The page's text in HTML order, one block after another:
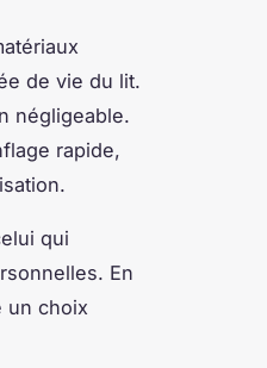
de vie du lit.
négligeable.
rapide,
qui
En
un choix